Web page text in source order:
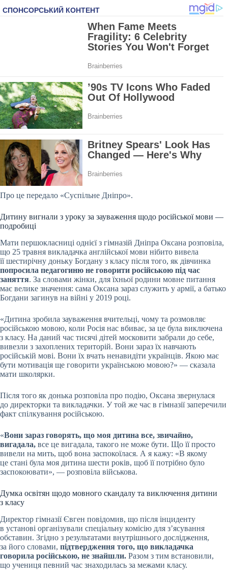
Про це передало «Суспільне Дніпро».
Дитину вигнали з уроку за зауваження щодо російської мови —
подробиці
Мати першокласниці однієї з гімназій Дніпра Оксана розповіла,
що 25 травня викладачка англійської мови нібито вивела
її шестирічну доньку Богдану з класу після того, як дівчинка
попросила педагогиню не говорити російською під час
заняття. За словами жінки, для їхньої родини мовне питання
має велике значення: сама Оксана зараз служить у армії, а батько
Богдани загинув на війні у 2019 році.
«Дитина зробила зауваження вчительці, чому та розмовляє
російською мовою, коли Росія нас вбиває, за це була виключена
з класу. На даний час тисячі дітей московити забрали до себе,
вивезли з захоплених територій. Вони зараз їх навчають
російській мові. Вони їх вчать ненавидіти українців. Якою має
бути мотивація ще говорити українською мовою?» — сказала
мати школярки.
Після того як донька розповіла про подію, Оксана звернулася
до директорки та викладачки. У той же час в гімназії заперечили
факт спілкування російською.
«Вони зараз говорять, що моя дитина все, звичайно,
вигадала, все це вигадала, такого не може бути. Що її просто
вивели на мить, щоб вона заспокоїлася. А я кажу: «В якому
це стані була моя дитина шести років, щоб її потрібно було
заспокоювати», — розповіла військова.
Думка освітян щодо мовного скандалу та виключення дитини
з класу
Директор гімназії Євген повідомив, що після інциденту
в установі організували спеціальну комісію для з’ясування
обставин. Згідно з результатами внутрішнього дослідження,
за його словами, підтвердження того, що викладачка
говорила російською, не знайшли. Разом з тим встановили,
що учениця певний час знаходилась за межами класу.